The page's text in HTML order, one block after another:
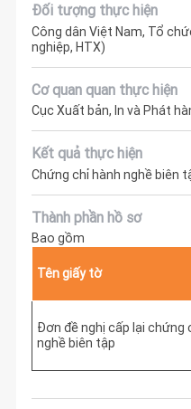
Đối tượng thực hiện
Công dân Việt Nam, Tổ
nghiệp, HTX)
Cơ quan quan thực hiện
Cục Xuất bản, In và Phát
Kết quả thực hiện
Chứng chỉ hành nghề biên
Thành phần hồ sơ
Bao gồm
Tên giấy tờ
Đơn đề nghị cấp lại chứng
nghề biên tập